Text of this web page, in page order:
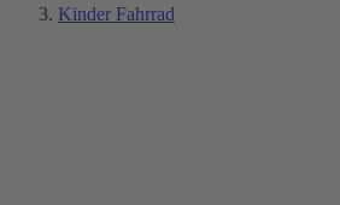
Kinder Fahrrad